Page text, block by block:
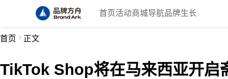
首页 活动商城导航品牌生长
首页 正文
TikTok Shop将在马来西亚开启